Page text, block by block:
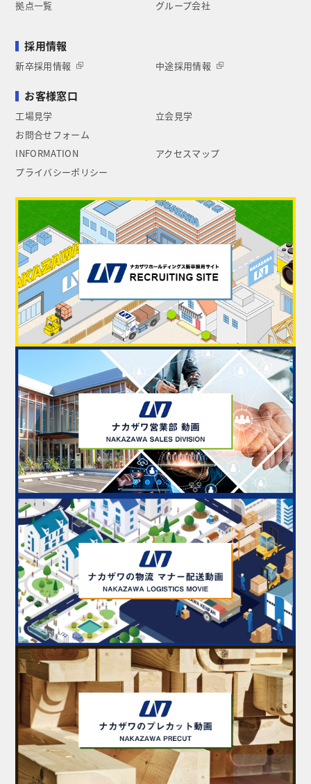
拠点一覧
グループ会社
採用情報
新卒採用情報 中途採用情報
お客様窓口
工場見学
立会見学
お問合せフォーム
INFORMATION
アクセスマップ
プライバシーポリシー